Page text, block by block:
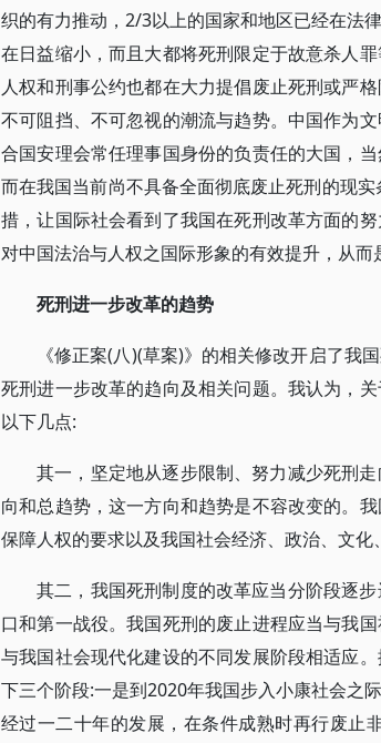
织的有力推动，2/3以上的国家和地区已经在法
在日益缩小，而且大都将死刑限定于故意杀人
人权和刑事公约也都在大力提倡废止死刑或严
不可阻挡、不可忽视的潮流与趋势。中国作为
合国安理会常任理事国身份的负责任的大国，
而在我国当前尚不具备全面彻底废止死刑的现
措，让国际社会看到了我国在死刑改革方面的
对中国法治与人权之国际形象的有效提升，从而
死刑进一步改革的趋势
《修正案(八)(草案)》的相关修改开启了我
死刑进一步改革的趋向及相关问题。我认为，
以下几点:
其一，坚定地从逐步限制、努力减少死刑
向和总趋势，这一方向和趋势是不容改变的。
保障人权的要求以及我国社会经济、政治、文化
其二，我国死刑制度的改革应当分阶段逐
口和第一战役。我国死刑的废止进程应当与我
与我国社会现代化建设的不同发展阶段相适应
下三个阶段:一是到2020年我国步入小康社会之
经过一二十年的发展，在条件成熟时再行废止